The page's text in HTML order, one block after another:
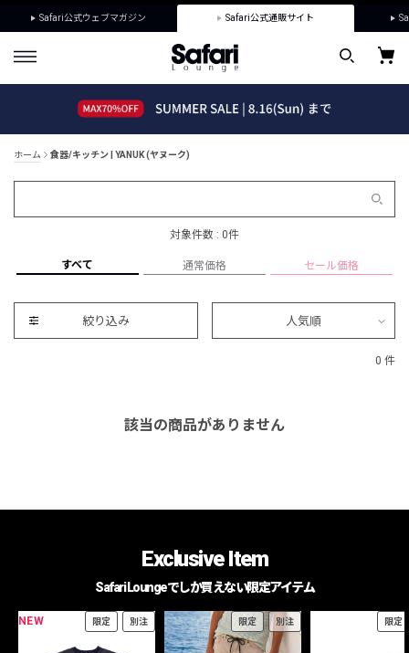
Safari公式ウェブマガジン Safari公式通販サイト
ホーム 食器/キッチン | YANUK (ヤヌーク)
対象件数 : 0件
すべて 通常価格 セール価格
絞り込み 人気順
0 件
該当の商品がありません
Exclusive Item
Safari Loungeでしか買えない限定アイテム
NEW 限定 別注 限定 別注 限定